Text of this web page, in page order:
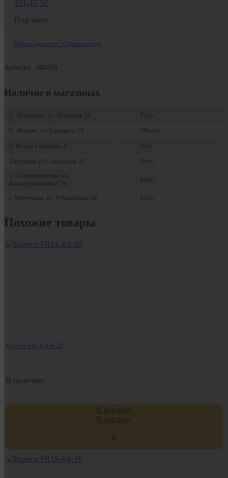
331-42-52
Под заказ
Нашли дешевле? Снизим цену!
Артикул: .084260
Наличие в магазинах
С. Булгаково, ул. Медовая 20
Есть
С. Иглино, ул. Горького 12
Много
п. Куеда Гагарина 3
Есть
Татышлы ул.Совхозная 31
Есть
с. Старобалтаево, ул.
Кооперативная 27А
Есть
г. Чернушка, ул. Юбилейная 38 Есть
Похожие товары
Колесо PR14-4/6-20
В наличии
В корзину
В корзину
0